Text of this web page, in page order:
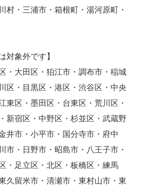
村・三浦市・箱根町・湯河原町・
対象外です】
・大田区・狛江市・調布市・稲城
区・目黒区・港区・渋谷区・中央
東区・墨田区・台東区・荒川区・
新宿区・中野区・杉並区・武蔵野
井市・小平市・国分寺市・府中
市・日野市・昭島市・八王子市・
・足立区・北区・板橋区・練馬
久留米市・清瀬市・東村山市・東